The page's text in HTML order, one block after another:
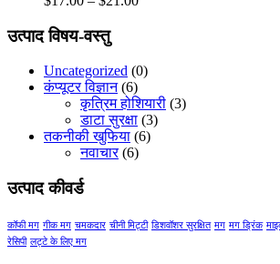
$21.00
उत्पाद विषय-वस्तु
Uncategorized (0)
कंप्यूटर विज्ञान (6)
कृत्रिम होशियारी (3)
डाटा सुरक्षा (3)
तकनीकी खुफिया (6)
नवाचार (6)
उत्पाद कीवर्ड
कॉफी मग गीक मग चमकदार चीनी मिट्टी डिशवॉशर सुरक्षित मग मग ड्रिंक
रेसिपी लट्टे के लिए मग